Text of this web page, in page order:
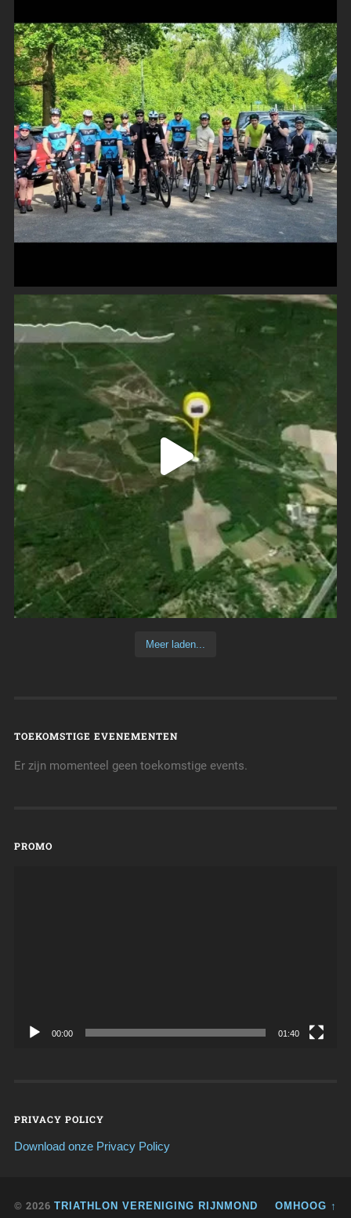
Meer laden...
TOEKOMSTIGE EVENEMENTEN
Er zijn momenteel geen toekomstige events.
PROMO
00:00 01:40
PRIVACY POLICY
Download onze Privacy Policy
© 2026 TRIATHLON VERENIGING RIJNMOND OMHOOG ↑